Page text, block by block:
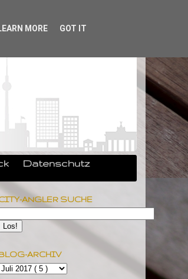
Datenschutz
ANGLER SUCHE
ARCHIV
MORE GOT IT